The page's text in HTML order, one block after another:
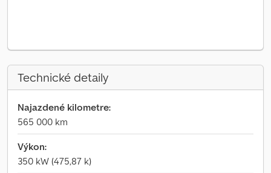
Technické detaily
Najazdené kilometre:
565 000 km
Výkon:
350 kW (475,87 k)